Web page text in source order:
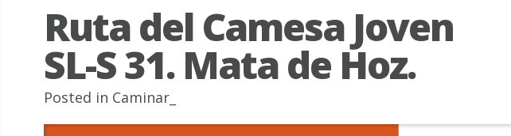
Ruta del Camesa Joven
SL-S 31. Mata de Hoz.
Posted in Caminar_